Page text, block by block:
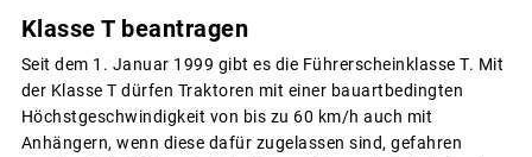
Klasse T beantragen
Seit dem 1. Januar 1999 gibt es die Führerscheinklasse T. Mit
der Klasse T dürfen Traktoren mit einer bauartbedingten
Höchstgeschwindigkeit von bis zu 60 km/h auch mit
Anhängern, wenn diese dafür zugelassen sind, gefahren